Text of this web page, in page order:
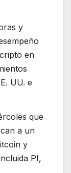
y
en
UU. e
que
a un
y
PI,